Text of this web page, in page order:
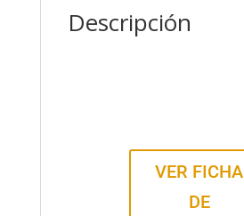
Descripción
VER FICHA
DE